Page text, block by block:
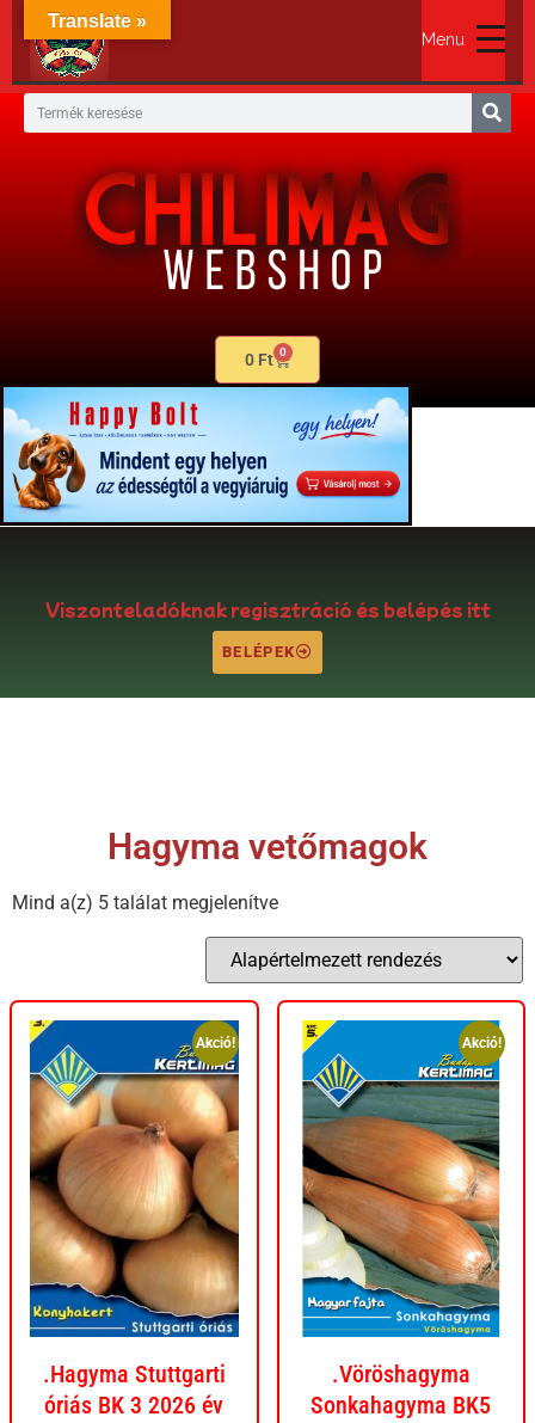
Menu
0 Ft 0
Viszonteladóknak regisztráció és belépés itt
BELÉPEK
Hagyma vetőmagok
Mind a(z) 5 találat megjelenítve
Akció!
.Hagyma Stuttgarti
óriás BK 3 2026 év
Akció!
.Vöröshagyma
Sonkahagyma BK5
Translate »